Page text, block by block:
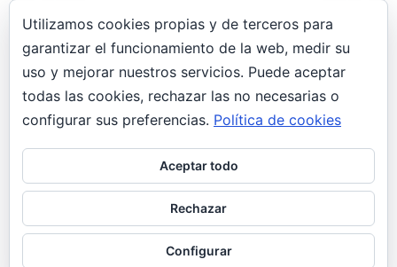
14 enero, 2020
¡Un minero en el estudio! LoudMiner |
BirdMiner
Profesionales de la postproducción musical son
las nuevas víctimas de un malware minero
llamado LoudMiner; oculto en máquinas vituales
para Mac OS X y Windows.
Utilizamos cookies propias y de terceros para
garantizar el funcionamiento de la web, medir su
uso y mejorar nuestros servicios. Puede aceptar
todas las cookies, rechazar las no necesarias o
configurar sus preferencias. Política de cookies
Aceptar todo
Rechazar
Configurar